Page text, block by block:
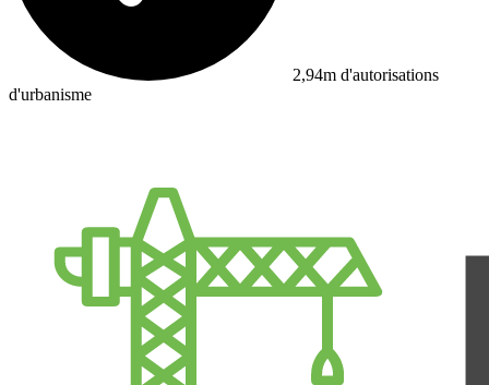
2,94m d'autorisations
d'urbanisme